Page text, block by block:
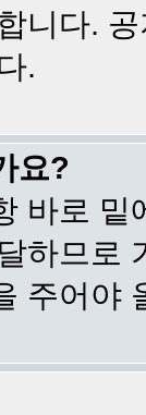
니다.
.
요?
바로
하므로
주어야